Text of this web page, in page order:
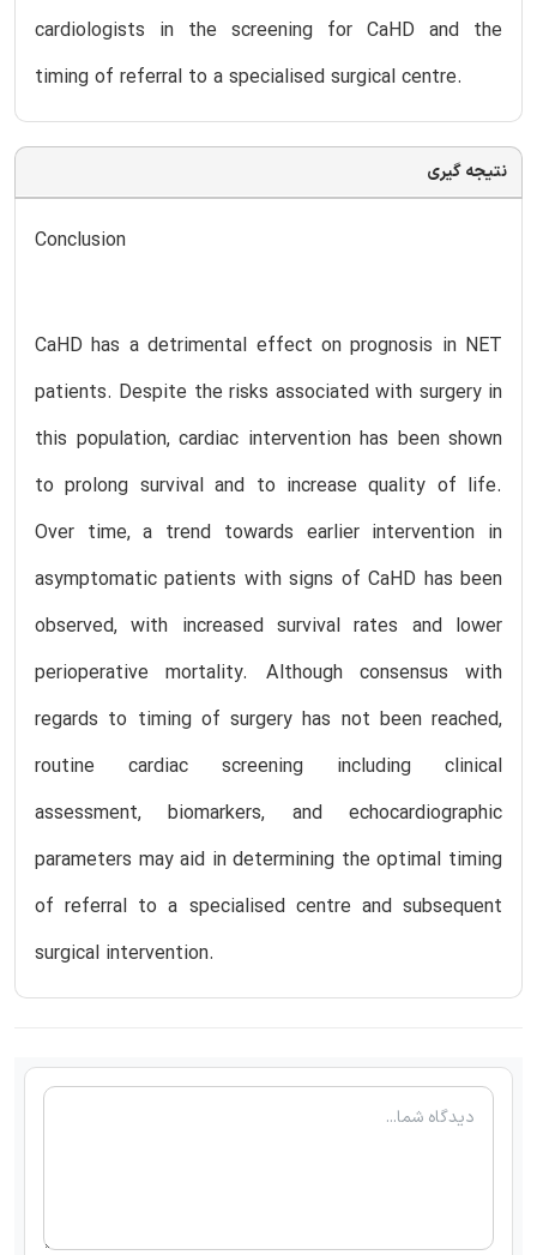
cardiologists in the screening for CaHD and the
timing of referral to a specialised surgical centre.
نتیجه گیری
Conclusion
CaHD has a detrimental effect on prognosis in NET
patients. Despite the risks associated with surgery in
this population, cardiac intervention has been shown
to prolong survival and to increase quality of life.
Over time, a trend towards earlier intervention in
asymptomatic patients with signs of CaHD has been
observed, with increased survival rates and lower
perioperative mortality. Although consensus with
regards to timing of surgery has not been reached,
routine cardiac screening including clinical
assessment, biomarkers, and echocardiographic
parameters may aid in determining the optimal timing
of referral to a specialised centre and subsequent
surgical intervention.